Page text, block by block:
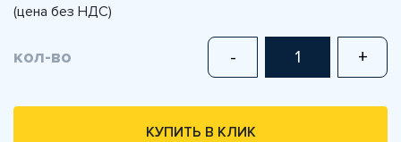
(цена без НДС)
кол-во - +
КУПИТЬ В КЛИК